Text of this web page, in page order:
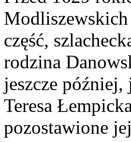
Modliszewskich
część,
rodzina
jeszcze
Teresa
pozostawione